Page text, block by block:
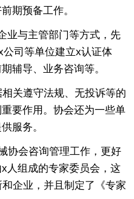
期预备工作。
与主管部门等方式，先
司等单位建立x认证体
辅导、业务咨询等。
关遵守法规、无投诉等的
要作用。协会还为一些单
服务。
会咨询管理工作，更好
人组成的专家委员会，这
企业，并且制定了《专家